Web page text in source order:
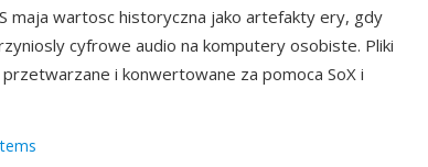
maja wartosc historyczna jako artefakty ery, gdy
cyfrowe audio na komputery osobiste. Pliki
i konwertowane za pomoca SoX i